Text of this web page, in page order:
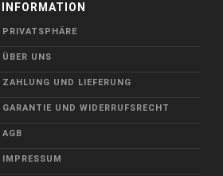
INFORMATION
PRIVATSPHÄRE
ÜBER UNS
ZAHLUNG UND LIEFERUNG
GARANTIE UND WIDERRUFSRECHT
AGB
IMPRESSUM